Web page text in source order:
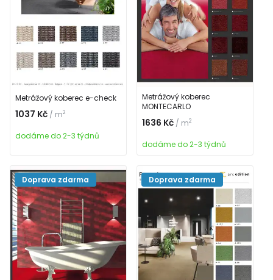
Metrážový koberec e-check
1037 Kč / m2
dodáme do 2-3 týdnů
Metrážový koberec
MONTECARLO
1636 Kč / m2
dodáme do 2-3 týdnů
Doprava zdarma Doprava zdarma